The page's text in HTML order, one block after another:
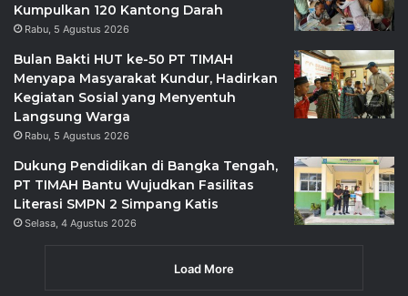
Kumpulkan 120 Kantong Darah
Rabu, 5 Agustus 2026
Bulan Bakti HUT ke-50 PT TIMAH
Menyapa Masyarakat Kundur, Hadirkan
Kegiatan Sosial yang Menyentuh
Langsung Warga
Rabu, 5 Agustus 2026
Dukung Pendidikan di Bangka Tengah,
PT TIMAH Bantu Wujudkan Fasilitas
Literasi SMPN 2 Simpang Katis
Selasa, 4 Agustus 2026
Load More